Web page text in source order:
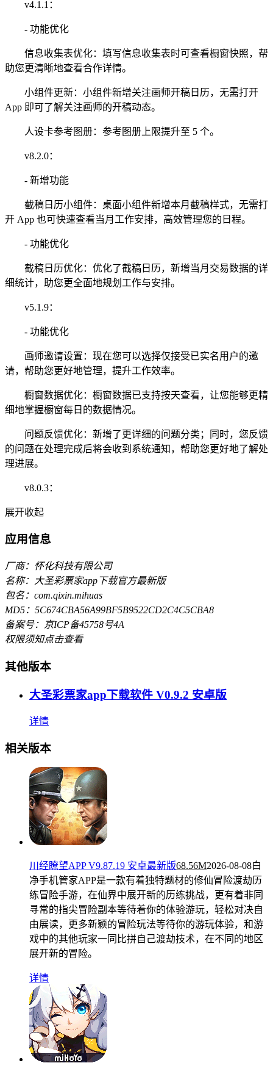
v4.1.1：
- 功能优化
信息收集表优化：填写信息收集表时可查看橱窗快照，帮
助您更清晰地查看合作详情。
小组件更新：小组件新增关注画师开稿日历，无需打开
App 即可了解关注画师的开稿动态。
人设卡参考图册：参考图册上限提升至 5 个。
v8.2.0：
- 新增功能
截稿日历小组件：桌面小组件新增本月截稿样式，无需打
开 App 也可快速查看当月工作安排，高效管理您的日程。
- 功能优化
截稿日历优化：优化了截稿日历，新增当月交易数据的详
细统计，助您更全面地规划工作与安排。
v5.1.9：
- 功能优化
画师邀请设置：现在您可以选择仅接受已实名用户的邀
请，帮助您更好地管理，提升工作效率。
橱窗数据优化：橱窗数据已支持按天查看，让您能够更精
细地掌握橱窗每日的数据情况。
问题反馈优化：新增了更详细的问题分类；同时，您反馈
的问题在处理完成后将会收到系统通知，帮助您更好地了解处
理进展。
v8.0.3：
展开收起
应用信息
厂商：怀化科技有限公司
名称：大圣彩票家app下载官方最新版
包名：com.qixin.mihuas
MD5：5C674CBA56A99BF5B9522CD2C4C5CBA8
备案号：京ICP备45758号4A
权限须知点击查看
其他版本
大圣彩票家app下载软件 V0.9.2 安卓版
详情
相关版本
川经瞭望APP V9.87.19 安卓最新版68.56M2026-08-08白
净手机管家APP是一款有着独特题材的修仙冒险渡劫历
练冒险手游，在仙界中展开新的历练挑战，更有着非同
寻常的指尖冒险副本等待着你的体验游玩，轻松对决自
由展读，更多新颖的冒险玩法等待你的游玩体验，和游
戏中的其他玩家一同比拼自己渡劫技术，在不同的地区
展开新的冒险。
详情